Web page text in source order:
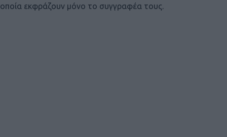
οποία εκφράζουν μόνο το συγγραφέα τους.